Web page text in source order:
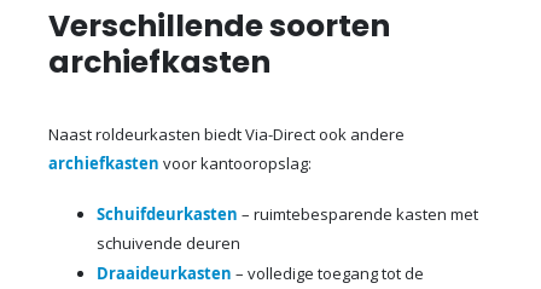
Verschillende soorten
archiefkasten
Naast roldeurkasten biedt Via-Direct ook andere
archiefkasten voor kantooropslag:
Schuifdeurkasten – ruimtebesparende kasten met
schuivende deuren
Draaideurkasten – volledige toegang tot de